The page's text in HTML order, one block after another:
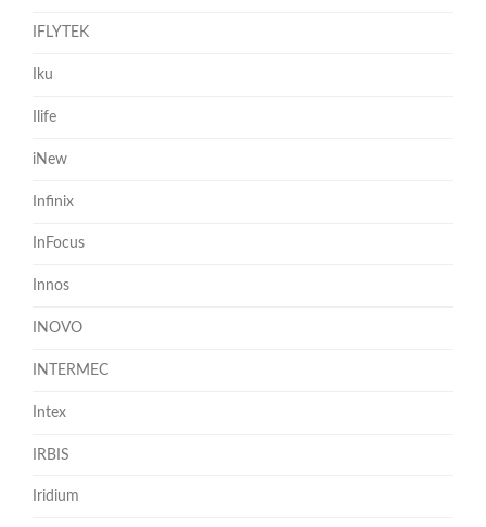
IFLYTEK
Iku
Ilife
iNew
Infinix
InFocus
Innos
INOVO
INTERMEC
Intex
IRBIS
Iridium